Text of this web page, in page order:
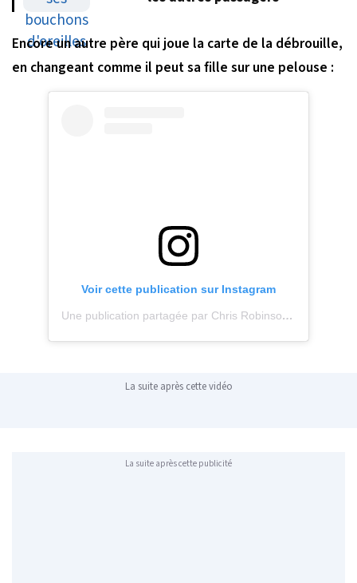
Encore un autre père qui joue la carte de la débrouille,
en changeant comme il peut sa fille sur une pelouse :
Voir cette publication sur Instagram
Une publication partagée par Chris Robinson (@ptp2019)
La suite après cette vidéo
La suite après cette publicité